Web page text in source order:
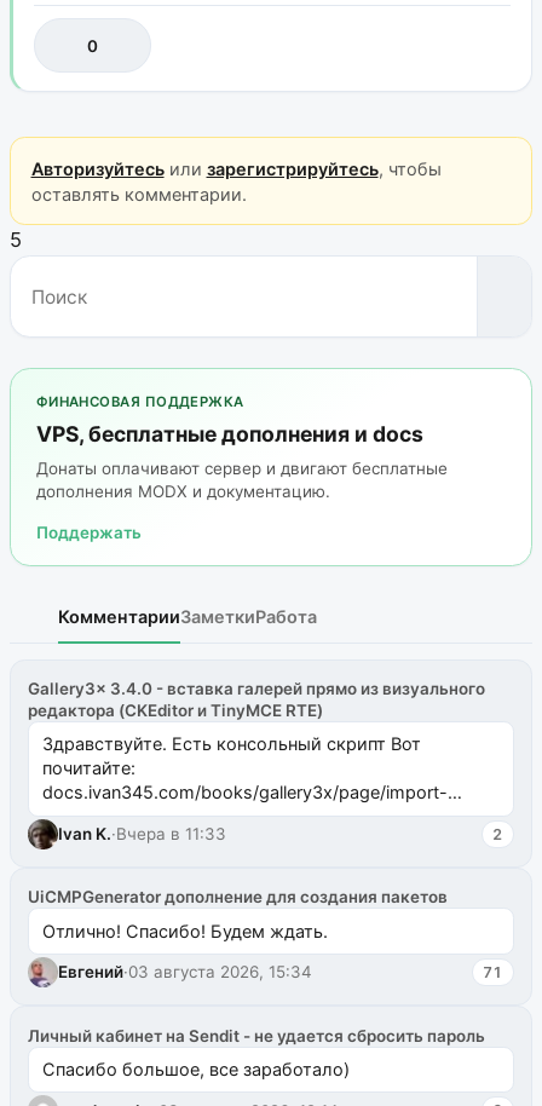
0
Авторизуйтесьили зарегистрируйтесь, чтобы
оставлять комментарии.
5
ФИНАНСОВАЯ ПОДДЕРЖКА
VPS, бесплатные дополнения и docs
Донаты оплачивают сервер и двигают бесплатные
дополнения MODX и документацию.
Поддержать
КомментарииЗаметкиРабота
Gallery3x 3.4.0 - вставка галерей прямо из визуального
редактора (CKEditor и TinyMCE RTE)
Здравствуйте. Есть консольный скрипт Вот
почитайте:
docs.ivan345.com/books/gallery3x/page/import-
ms2galleryphp
Ivan K.·Вчера в 11:33 2
UiCMPGenerator дополнение для создания пакетов
Отлично! Спасибо! Будем ждать.
Евгений·03 августа 2026, 15:34 71
Личный кабинет на Sendit - не удается сбросить пароль
Спасибо большое, все заработало)